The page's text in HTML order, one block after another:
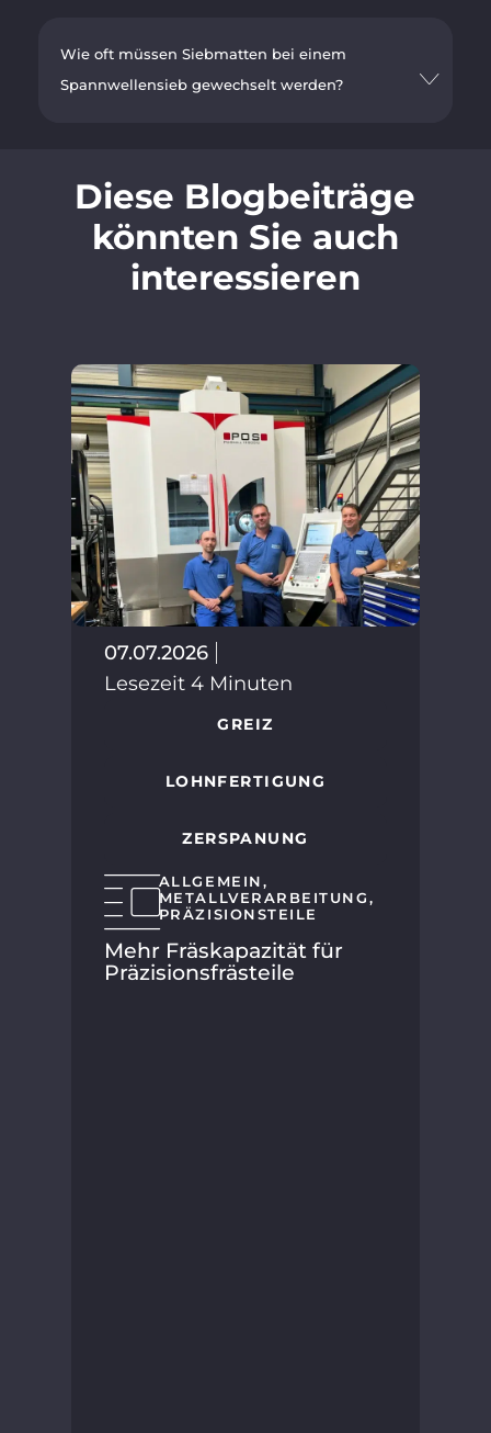
Wie oft müssen Siebmatten bei einem
Spannwellensieb gewechselt werden?
Diese Blogbeiträge
könnten Sie auch
interessieren
07.07.2026
Lesezeit 4 Minuten
GREIZ
LOHNFERTIGUNG
ZERSPANUNG
ALLGEMEIN ,
METALLVERARBEITUNG ,
PRÄZISIONSTEILE
Mehr Fräskapazität für
Präzisionsfrästeile